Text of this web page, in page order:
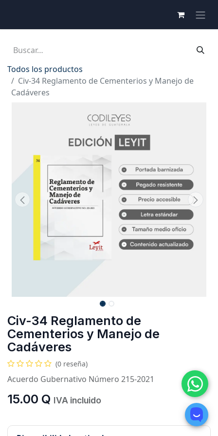
Todos los productos
Civ-34 Reglamento de Cementerios y Manejo de
Cadáveres
Civ-34 Reglamento de
Cementerios y Manejo de
Cadáveres
(0 reseña)
Acuerdo Gubernativo Número 215-2021
15.00 Q IVA incluido